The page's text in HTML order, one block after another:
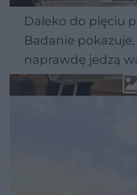
Daleko do pięciu
Badanie
naprawdę jedzą